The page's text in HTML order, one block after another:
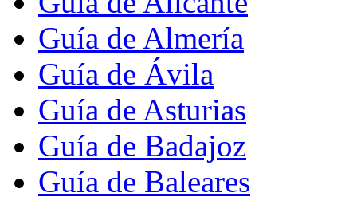
Guía de Almería
Guía de Ávila
Guía de Asturias
Guía de Badajoz
Guía de Baleares